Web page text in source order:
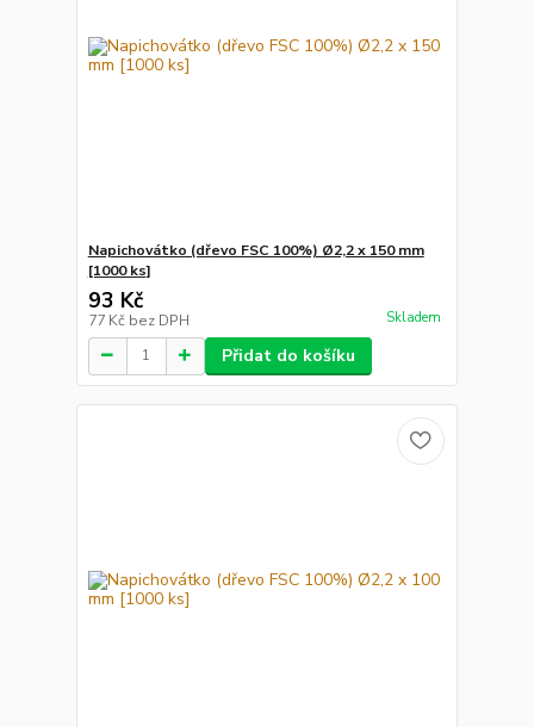
Napichovátko (dřevo FSC 100%) Ø2,2 x 150 mm
[1000 ks]
93 Kč
77 Kč bez DPH Skladem
Přidat do košíku